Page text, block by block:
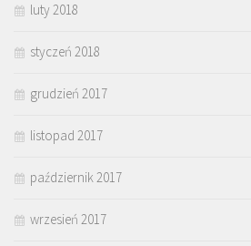
luty 2018
styczeń 2018
grudzień 2017
listopad 2017
październik 2017
wrzesień 2017